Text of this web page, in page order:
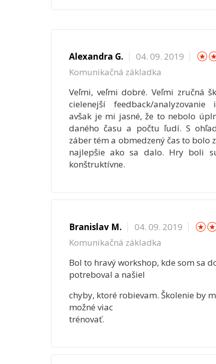
Alexandra G. 04. 09. 2019
Komunikačná základka
Veľmi, veľmi dobré. Veľmi zručná
cielenejší feedback/analyzovanie
avšak je mi jasné, že to nebolo
daného času a počtu ľudí. S
záber tém a obmedzený čas to bolo
najlepšie ako sa dalo. Hry boli
konštruktívne.
Branislav M. 04. 09. 2019 ☆
Komunikačná základka
Bol to hravý workshop, kde som sa
potreboval a našiel
chyby, ktoré robievam. Školenie by
možné viac
trénovať.